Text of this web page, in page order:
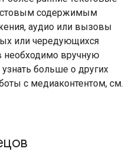
содержимым
аудио или вызовы
или чередующихся
необходимо вручную
больше о других
с медиаконтентом, см.